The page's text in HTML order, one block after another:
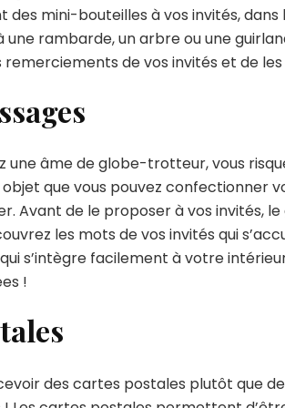
des mini-bouteilles à vos invités,
rambarde, un arbre ou une
de vos invités et de
une âme de globe-trotteur, vous
objet que vous pouvez confectionner
Avant de le proposer à vos invités,
les mots de vos invités qui
s’intègre facilement à votre
!
des cartes postales plutôt que